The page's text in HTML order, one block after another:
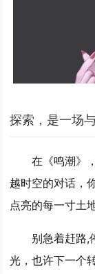
探索，是一场
在《鸣潮》
越时空的对话，
点亮的每一寸土
别急着赶路,
光，也许下一个